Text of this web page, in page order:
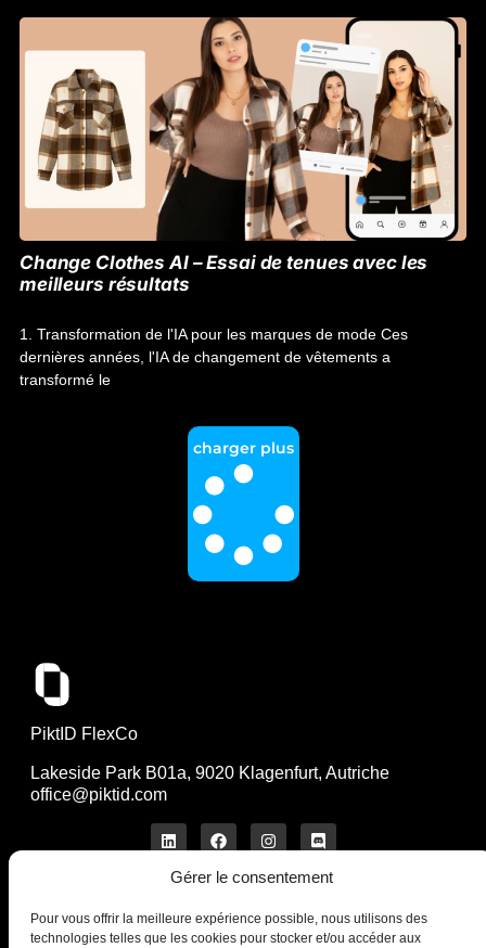
Gérer le consentement
Pour vous offrir la meilleure expérience possible, nous utilisons des
technologies telles que les cookies pour stocker et/ou accéder aux
Change Clothes AI – Essai de tenues avec les
meilleurs résultats
1. Transformation de l'IA pour les marques de mode Ces
dernières années, l'IA de changement de vêtements a
transformé le
charger plus
PiktID FlexCo
Lakeside Park B01a, 9020 Klagenfurt, Autriche
office@piktid.com
Légal
Imprimer